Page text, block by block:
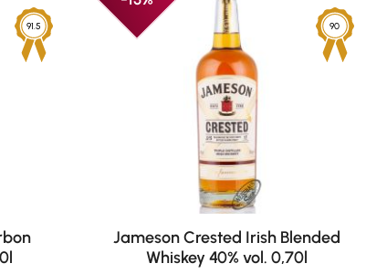
91.5 90
Jameson Crested Irish Blended
Whiskey 40% vol. 0,70l